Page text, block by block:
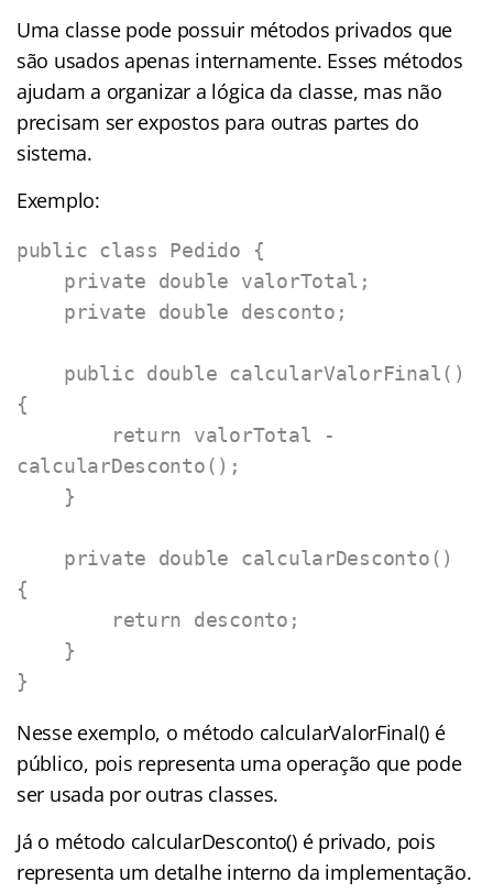
Uma classe pode possuir métodos privados que
são usados apenas internamente. Esses métodos
ajudam a organizar a lógica da classe, mas não
precisam ser expostos para outras partes do
sistema.
Exemplo:
public class Pedido {
{
calcularDesconto();
{
}
Nesse exemplo, o método calcularValorFinal() é
público, pois representa uma operação que pode
ser usada por outras classes.
Já o método calcularDesconto() é privado, pois
representa um detalhe interno da implementação.